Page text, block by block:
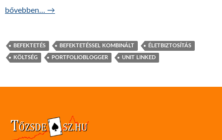
Kik keresnek a unit linked életbiztosításon?
bővebben… →
BEFEKTETÉS BEFEKTETÉSSEL KOMBINÁLT ÉLETBIZTOSÍTÁS
KÖLTSÉG PORTFOLIOBLOGGER UNIT LINKED